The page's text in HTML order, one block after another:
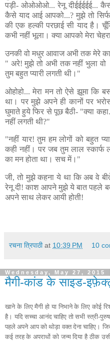
पड़ी- ओओओओ... रेनू दीईईईईई...
कैसे याद आई आपको...? मुझे तो
की एक हल्की परछाई सी याद है।
कभी नहीं भूला। क्या आपको मेरा
उनकी वो मधुर आवाज अभी तक मेरे
" अरे! मुझे तो अभी तक नहीं भुला वो
तुम बहुत प्यारी लगती थी।"
ओहोहो... मेरा मन तो ऐसे झूमा कि
था। पर मुझे अपने ही कानों पर
घुमाते हुये फिर से पूछ बैठी- "क्या
नहीं लगती थी?"
"नहीं यार! तुम हम लोगों को बहुत
कही नहीं। पर जब तुम लाल स्कार्फ
का मन होता था। सच में।"
जी, तो मुझे कहना ये था कि अब वे
रेनू दी! काश आपने मुझे ये बात पहले
अपने साथ लेकर आयी होती!
रचना त्रिपाठी at 10:39 PM 10
Wednesday, May 27, 2015
मैगी-कांड के साइड-
खाने के लिए मैगी हो या निभाने के लिए कोई
है। यदि सच्चा आनंद चाहिए तो सभी स्त्री-
पहले अपने आप को थोड़ा वक्त देना चाहिए।
कई तरह के अपराधों को जन्म दिया है ठीक